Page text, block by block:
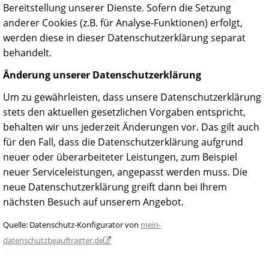
Bereitstellung unserer Dienste. Sofern die Setzung
anderer Cookies (z.B. für Analyse-Funktionen) erfolgt,
werden diese in dieser Datenschutzerklärung separat
behandelt.
Änderung unserer Datenschutzerklärung
Um zu gewährleisten, dass unsere Datenschutzerklärung
stets den aktuellen gesetzlichen Vorgaben entspricht,
behalten wir uns jederzeit Änderungen vor. Das gilt auch
für den Fall, dass die Datenschutzerklärung aufgrund
neuer oder überarbeiteter Leistungen, zum Beispiel
neuer Serviceleistungen, angepasst werden muss. Die
neue Datenschutzerklärung greift dann bei Ihrem
nächsten Besuch auf unserem Angebot.
Quelle: Datenschutz-Konfigurator von mein-
datenschutzbeauftragter.de